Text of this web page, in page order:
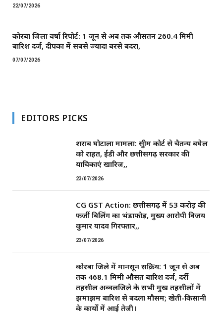
22/07/2026
कोरबा जिला वर्षा रिपोर्ट: 1 जून से अब तक औसतन 260.4 मिमी
बारिश दर्ज, दीपका में सबसे ज्यादा बरसे बदरा,
07/07/2026
EDITORS PICKS
शराब घोटाला मामला: सुप्रीम कोर्ट से चैतन्य बघेल
को राहत, ईडी और छत्तीसगढ़ सरकार की
याचिकाएं खारिज,,
23/07/2026
CG GST Action: छत्तीसगढ़ में 53 करोड़ की
फर्जी बिलिंग का भंडाफोड़, मुख्य आरोपी विजय
कुमार यादव गिरफ्तार,,
23/07/2026
कोरबा जिले में मानसून सक्रिय: 1 जून से अब
तक 468.1 मिमी औसत बारिश दर्ज, दर्री
तहसील अव्वलजिले के सभी प्रमुख तहसीलों में
झमाझम बारिश से बदला मौसम; खेती-किसानी
के कार्यों में आई तेजी।